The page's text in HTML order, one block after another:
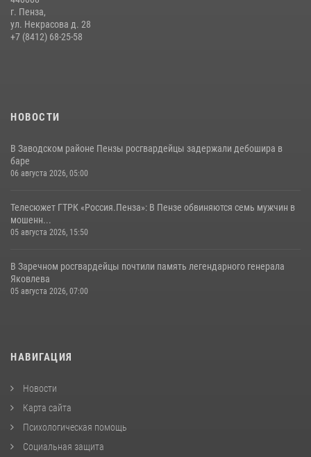
11 июля 2026, 10:00
Сотрудники пензенского ОМОН «Страж» познакомили участников
г. Пенза,
ул. Некрасова д. 28
+7 (8412) 68-25-58
НОВОСТИ
В Заводском районе Пензы росгвардейцы задержали дебошира в
баре
06 августа 2026, 05:00
Телесюжет ГТРК «Россия.Пенза»: В Пензе обвиняются семь мужчин в
мошенн...
05 августа 2026, 15:50
В Заречном росгвардейцы почтили память легендарного генерала
Яковлева
05 августа 2026, 07:00
НАВИГАЦИЯ
Новости
Карта сайта
Психологическая помощь
Социальная защита